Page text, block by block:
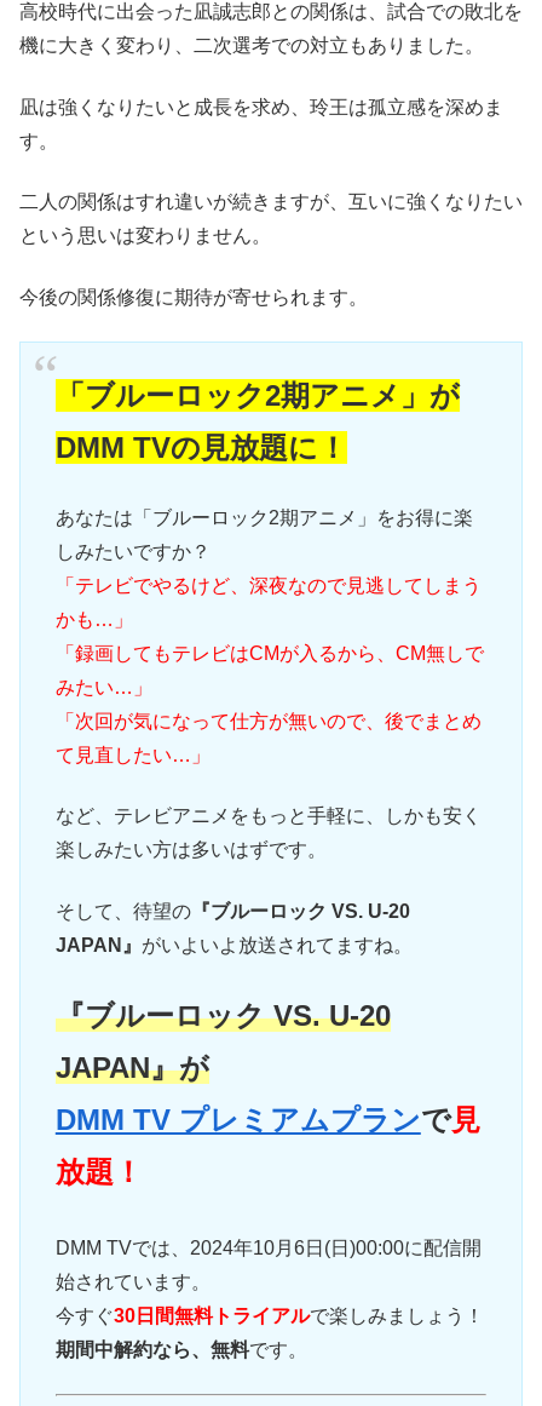
高校時代に出会った凪誠志郎との関係は、試合での敗北を
機に大きく変わり、二次選考での対立もありました。
凪は強くなりたいと成長を求め、玲王は孤立感を深めま
す。
二人の関係はすれ違いが続きますが、互いに強くなりたい
という思いは変わりません。
今後の関係修復に期待が寄せられます。
「ブルーロック2期アニメ」が
DMM TVの見放題に！
あなたは「ブルーロック2期アニメ」をお得に楽
しみたいですか？
「テレビでやるけど、深夜なので見逃してしまう
かも…」
「録画してもテレビはCMが入るから、CM無しで
みたい…」
「次回が気になって仕方が無いので、後でまとめ
て見直したい…」
など、テレビアニメをもっと手軽に、しかも安く
楽しみたい方は多いはずです。
そして、待望の『ブルーロック VS. U-20
JAPAN』 がいよいよ放送されてますね。
『ブルーロック VS. U-20
JAPAN』が
DMM TV プレミアムプランで見
放題！
DMM TVでは、2024年10月6日(日)00:00に配信開
始されています。
今すぐ30日間無料トライアルで楽しみましょう！
期間中解約なら、無料です。